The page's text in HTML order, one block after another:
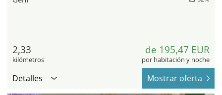
2,33
kilómetros
de 195,47 EUR
por habitación y noche
Detalles Mostrar oferta